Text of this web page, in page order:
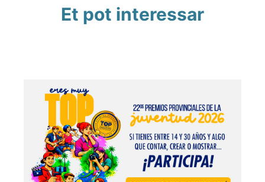
Et pot interessar